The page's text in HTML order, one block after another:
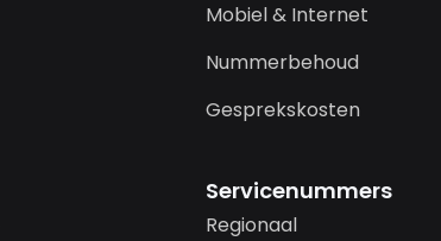
Mobiel & Internet
Nummerbehoud
Gesprekskosten
Servicenummers
Regionaal